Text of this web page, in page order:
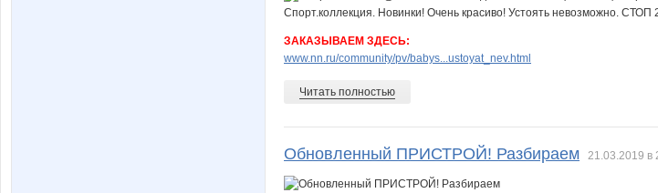
ЗАКАЗЫВАЕМ ЗДЕСЬ:
www.nn.ru/community/pv/babys...ustoyat_nev.html
Читать полностью
Обновленный ПРИСТРОЙ! Разбираем 21.03.2019 в